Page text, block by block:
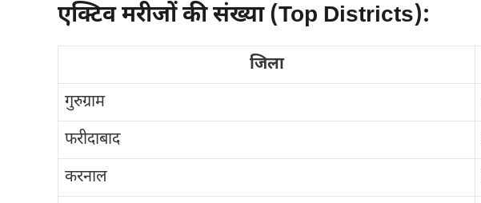
एक्टिव मरीजों की संख्या (Top Districts):
जिला
गुरुग्राम
फरीदाबाद
करनाल